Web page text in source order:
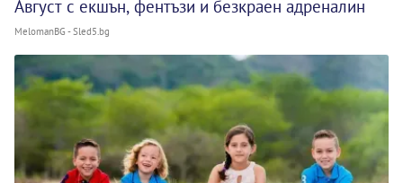
Август с екшън, фентъзи и безкраен адреналин
MelomanBG - Sled5.bg